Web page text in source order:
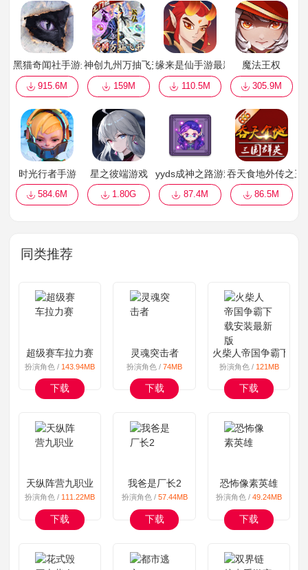
黑猫奇闻社手游最新版本
915.6M
神创九州万抽飞升免充版
159M
缘来是仙手游最新版
110.5M
魔法王权
305.9M
时光行者手游
584.6M
星之彼端游戏
1.80G
yyds成神之路游戏
87.4M
吞天食地外传之三
86.5M
同类推荐
超级赛车拉力赛
扮演角色 / 143.94MB
下载
灵魂突击者
扮演角色 /74MB
下载
火柴人帝国争霸下载
扮演角色 / 121MB
下载
天纵阵营九职业
扮演角色 / 111.22MB
下载
我爸是厂长2
扮演角色 / 57.44MB
下载
恐怖像素英雄
扮演角色 /49.24MB
下载